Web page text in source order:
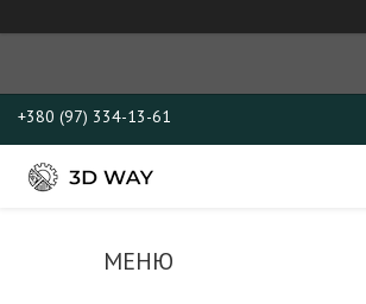
+380 (97) 334-13-61